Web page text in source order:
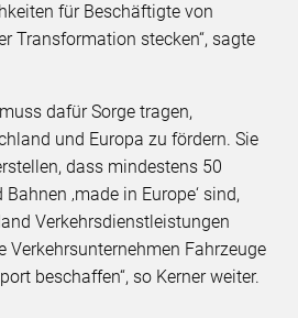
für Beschäftigte von
Transformation stecken“, sagte
dafür Sorge tragen,
und Europa zu fördern. Sie
dass mindestens 50
‚made in Europe‘ sind,
Verkehrsdienstleistungen
Verkehrsunternehmen Fahrzeuge
beschaffen“, so Kerner weiter.